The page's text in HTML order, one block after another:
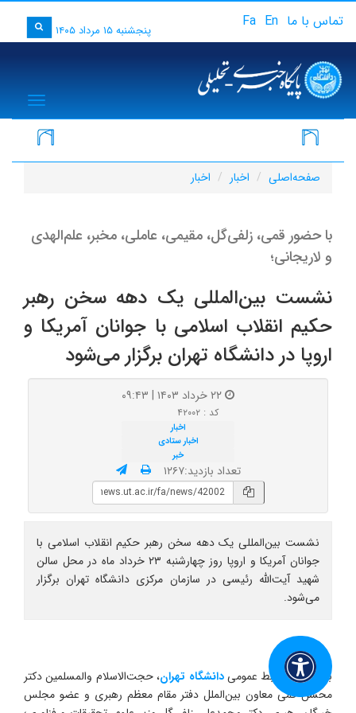
پنجشنبه ۱۵ مرداد ۱۴۰۵ تماس با ما En
Fa
صفحه‌اصلی اخبار اخبار
با حضور قمی، زلفی‌گل، مقیمی، عاملی، مخبر، علم‌الهدی
و لاریجانی؛
نشست بین‌المللی یک دهه سخن رهبر
حکیم انقلاب اسلامی با جوانان آمریکا و
اروپا در دانشگاه تهران برگزار می‌شود
کد : ۴۲۰۰۲
اخبار
اخبار ستادی
خبر
تعداد بازدید:۱۲۶۷
نشست بین‌المللی یک دهه سخن رهبر حکیم انقلاب اسلامی با
جوانان آمریکا و اروپا روز چهارشنبه ۲۳ خرداد ماه در محل سالن
شهید آیت‌الله رئیسی در سازمان مرکزی دانشگاه تهران برگزار
می‌شود.
به گزارش روابط عمومیدانشگاه تهران، حجت‌الاسلام والمسلمین دکتر
محسن قمی معاون بین‌الملل دفتر مقام معظم رهبری و عضو مجلس